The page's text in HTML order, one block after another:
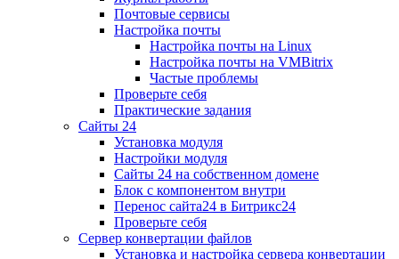
Почтовые сервисы
Настройка почты
Настройка почты на Linux
Настройка почты на VMBitrix
Частые проблемы
Проверьте себя
Практические задания
Сайты 24
Установка модуля
Настройки модуля
Сайты 24 на собственном домене
Блок с компонентом внутри
Перенос сайта24 в Битрикс24
Проверьте себя
Сервер конвертации файлов
Установка и настройка сервера конвертации